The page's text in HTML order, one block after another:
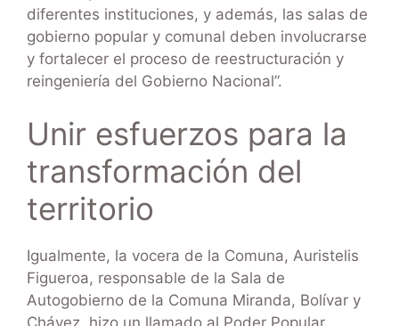
diferentes instituciones, y además, las salas de
gobierno popular y comunal deben involucrarse
y fortalecer el proceso de reestructuración y
reingeniería del Gobierno Nacional”.
Unir esfuerzos para la
transformación del
territorio
Igualmente, la vocera de la Comuna, Auristelis
Figueroa, responsable de la Sala de
Autogobierno de la Comuna Miranda, Bolívar y